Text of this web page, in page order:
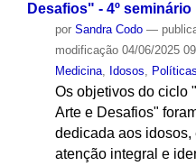
Desafios" - 4º seminário
por Sandra Codo —
modificação04/06/2025
Medicina, Idosos,
Os objetivos do ciclo
Arte e Desafios"
dedicada aos idosos,
atenção integral e